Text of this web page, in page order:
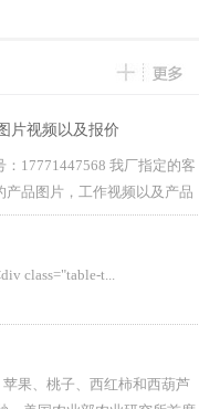
片视频以及报价
17771447568 我厂指定的客
品图片，工作视频以及产品
与制造，产品分6大系列4...
class="table-t...
果、桃子、西红柿和西葫芦